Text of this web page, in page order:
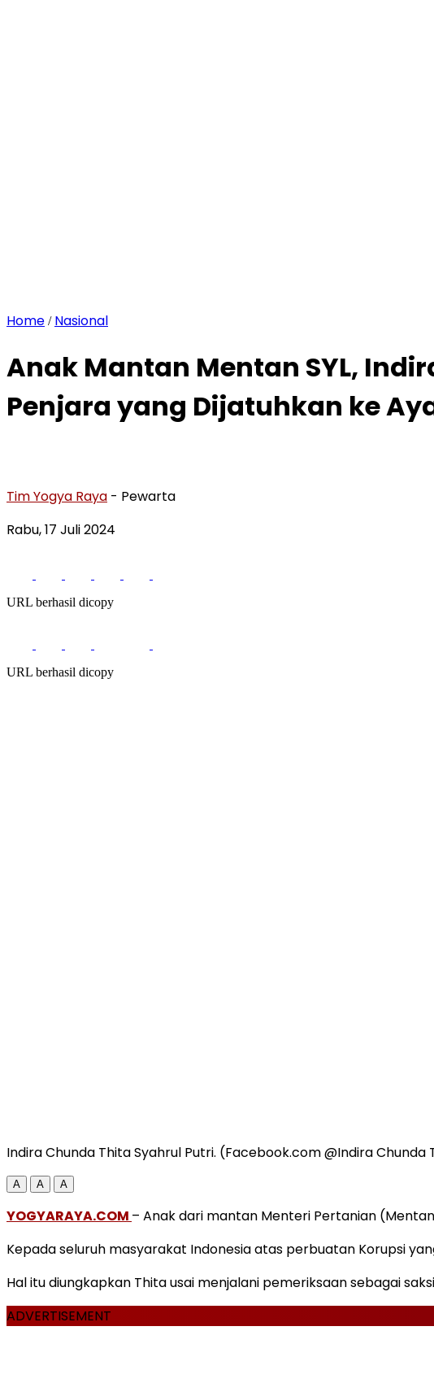
Home / Nasional
Anak Mantan Mentan SYL,
Penjara yang Dijatuhkan ke
Tim Yogya Raya - Pewarta
Rabu, 17 Juli 2024
URL berhasil dicopy
URL berhasil dicopy
Indira Chunda Thita Syahrul Putri. (Facebook.com @Indira Chunda
A A A
YOGYARAYA.COM – Anak dari mantan Menteri Pertanian
Kepada seluruh masyarakat Indonesia atas perbuatan Korupsi
Hal itu diungkapkan Thita usai menjalani pemeriksaan sebagai
ADVERTISEMENT